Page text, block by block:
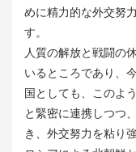
めに精力的な外交努
す。
人質の解放と戦闘の
いるところであり、
国としても、このよ
と緊密に連携しつつ
き、外交努力を粘り